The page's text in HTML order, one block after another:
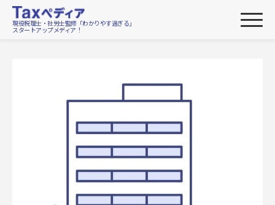
現役税理士・社労士監修「わかりやす過ぎる」
スタートアップメディア！